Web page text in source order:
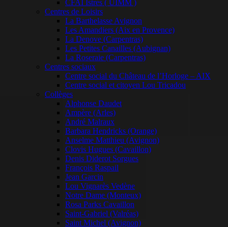
CFAI Istres ( UIMM )
Centres de Loisirs
La Barthelasse Avignon
Les Amandiers (Aix en Provence)
La Denove (Carpentras)
Les Petites Canailles (Aubignan)
La Roseraie (Carpentras)
Centres sociaux
Centre social du Château de l’Horloge – AIX
Centre social et citoyen Lou Tricadou
Collèges
Alphonse Daudet
Ampère (Arles)
André Malraux
Barbara Hendricks (Orange)
Anselme Matthieu (Avignon)
Clovis Hugues (Cavaillon)
Denis Diderot Sorgues
François Raspail
Jean Garcin
Lou Vignarès Vedène
Notre Dame (Monteux)
Rosa Parks Cavaillon
Saint-Gabriel (Valréas)
Saint Michel (Avignon)